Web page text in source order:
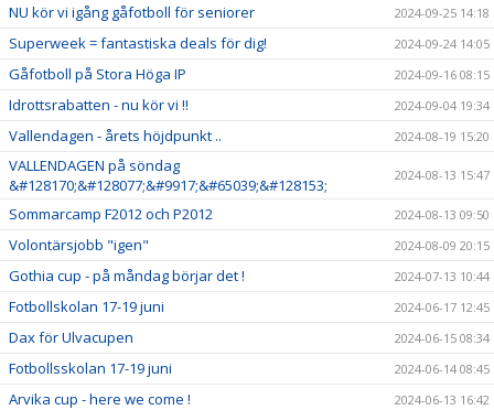
NU kör vi igång gåfotboll för seniorer 2024-09-25 14:18
Superweek = fantastiska deals för dig! 2024-09-24 14:05
Gåfotboll på Stora Höga IP 2024-09-16 08:15
Idrottsrabatten - nu kör vi !! 2024-09-04 19:34
Vallendagen - årets höjdpunkt .. 2024-08-19 15:20
VALLENDAGEN på söndag
&#128170;&#128077;&#9917;&#65039;&#128153;
2024-08-13 15:47
Sommarcamp F2012 och P2012 2024-08-13 09:50
Volontärsjobb "igen" 2024-08-09 20:15
Gothia cup - på måndag börjar det ! 2024-07-13 10:44
Fotbollskolan 17-19 juni 2024-06-17 12:45
Dax för Ulvacupen 2024-06-15 08:34
Fotbollsskolan 17-19 juni 2024-06-14 08:45
Arvika cup - here we come ! 2024-06-13 16:42